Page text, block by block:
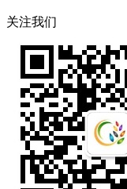
关注我们